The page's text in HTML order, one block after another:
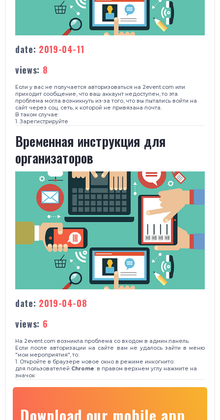
date: 2019-04-11
views: 8
Если у вас не получается авторизоваться на 2event.com или
приходит сообщение, что ваш аккаунт недоступен, то эта
проблема могла возникнуть из-за того, что вы пытались войти на
сайт через соц. сеть, к которой не привязана почта.
В таком случае:
1. Зарегистрируйте
​Временная инструкция для
организаторов
date: 2019-04-08
views: 6
На 2event.com возникла проблема со входом в админ.панель.
Если после авторизации на сайте вам не удалось зайти в меню
"мои мероприятия", то:
1. Откройте в браузере новое окно в режиме инкогнито:
для пользователей Chrome: в правом верхнем углу нажмите на
значок
Download our mobile app